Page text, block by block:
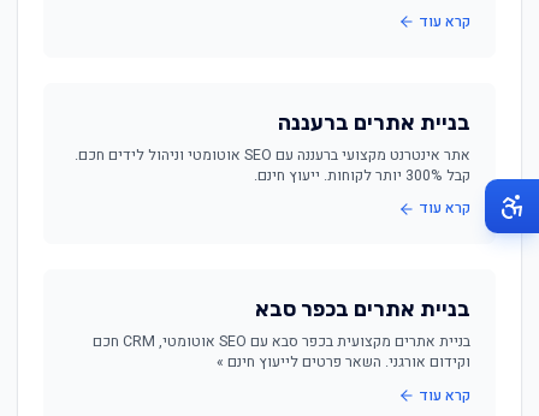
קרא עוד
בניית אתרים ברעננה
אתר אינטרנט מקצועי ברעננה עם SEO אוטומטי וניהול לידים חכם.
קבל 300% יותר לקוחות. ייעוץ חינם.
קרא עוד
בניית אתרים בכפר סבא
בניית אתרים מקצועית בכפר סבא עם SEO אוטומטי, CRM חכם
וקידום אורגני. השאר פרטים לייעוץ חינם »
קרא עוד